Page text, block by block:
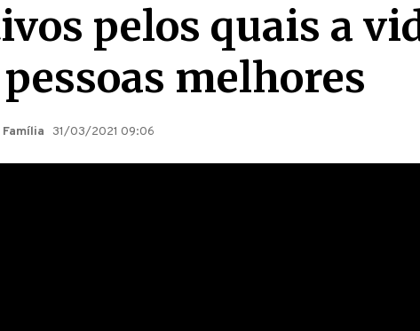
pelos quais a
melhores
31/03/2021 09:06